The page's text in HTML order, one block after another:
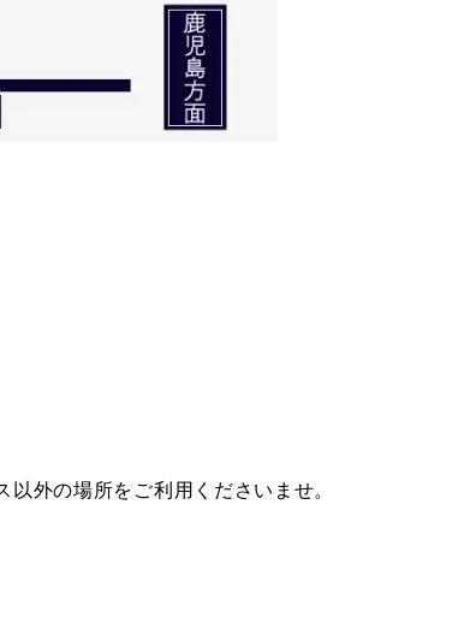
外の場所をご利用くださいませ。